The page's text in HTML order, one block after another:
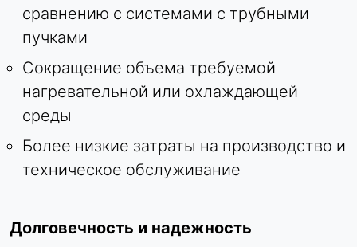
сравнению с системами с трубными
пучками
Сокращение объема требуемой
нагревательной или охлаждающей
среды
Более низкие затраты на производство и
техническое обслуживание
Долговечность и надежность